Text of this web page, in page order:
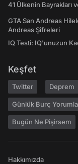
41 Ülkenin Bayrakları
GTA San Andreas
Andreas Şifreleri
IQ Testi: IQ'unuzun
Keşfet
Twitter Deprem
Günlük Burç
Bugün Ne Pişirsem
Hakkımızda